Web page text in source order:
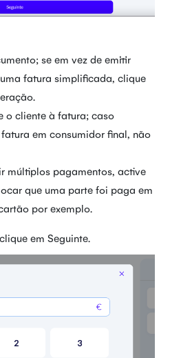
se em vez de emitir
fatura simplificada, clique
o cliente à fatura; caso
em consumidor final, não
múltiplos pagamentos, active
que uma parte foi paga em
por exemplo.
em Seguinte.